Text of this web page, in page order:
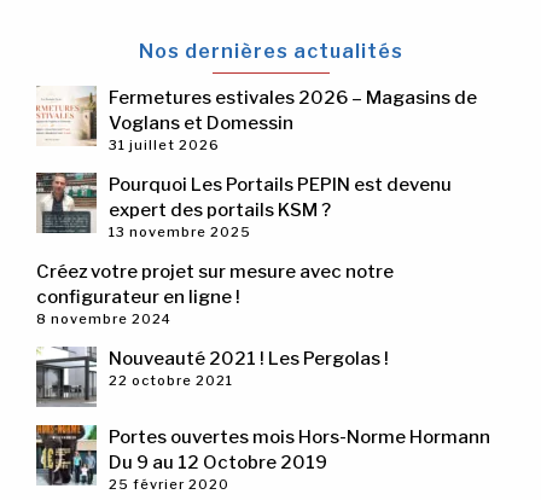
Nos dernières actualités
Fermetures estivales 2026 – Magasins de
Voglans et Domessin
31 juillet 2026
Pourquoi Les Portails PEPIN est devenu
expert des portails KSM ?
13 novembre 2025
Créez votre projet sur mesure avec notre
configurateur en ligne !
8 novembre 2024
Nouveauté 2021 ! Les Pergolas !
22 octobre 2021
Portes ouvertes mois Hors-Norme Hormann
Du 9 au 12 Octobre 2019
25 février 2020